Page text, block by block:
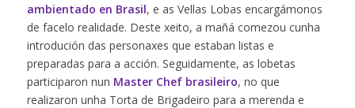
ambientado en Brasil, e as Vellas Lobas encargámonos
de facelo realidade. Deste xeito, a mañá comezou cunha
introdución das personaxes que estaban listas e
preparadas para a acción. Seguidamente, as lobetas
participaron nun Master Chef brasileiro, no que
realizaron unha Torta de Brigadeiro para a merenda e